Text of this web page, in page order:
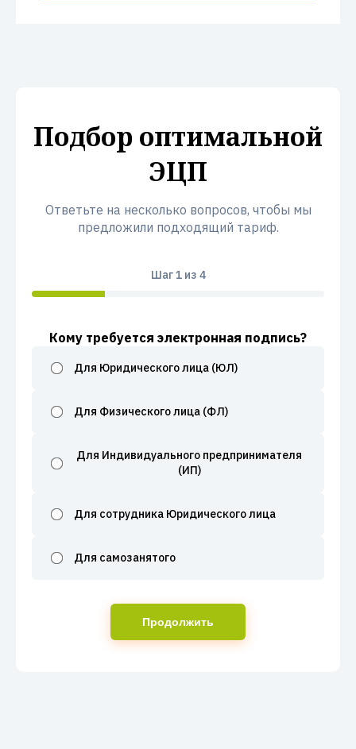
Подбор оптимальной
ЭЦП
Ответьте на несколько вопросов, чтобы мы
предложили подходящий тариф.
Шаг1из 4
Кому требуется электронная подпись?
Для Юридического лица (ЮЛ)
Для Физического лица (ФЛ)
Для Индивидуального предпринимателя
(ИП)
Для сотрудника Юридического лица
Для самозанятого
Продолжить